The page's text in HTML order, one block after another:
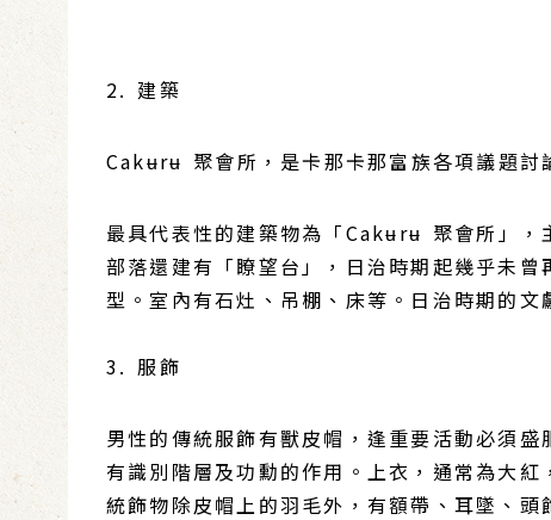
2. 建築
Cakʉrʉ 聚會所，是卡那卡那富族各項議題討
最具代表性的建築物為「Cakʉrʉ 聚會所」，
部落還建有「瞭望台」，日治時期起幾乎未
型。室內有石灶、吊棚、床等。日治時期的
3. 服飾
男性的傳統服飾有獸皮帽，逢重要活動必須
有識別階層及功勳的作用。上衣，通常為大
統飾物除皮帽上的羽毛外，有額帶、耳墜、